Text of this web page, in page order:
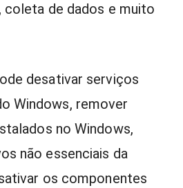
coleta de dados e muito
desativar serviços
Windows, remover
no Windows,
não essenciais da
os componentes